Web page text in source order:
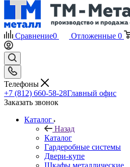
Сравнение0 Отложенные 0
Телефоны
+7 (812) 660-58-28Главный офис
Заказать звонок
Каталог
Назад
Каталог
Гардеробные системы
Двери-купе
Шкафы металлические